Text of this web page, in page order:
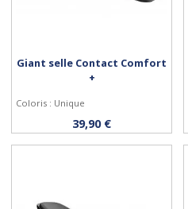
Acheter
Giant selle Contact Comfort
+
Coloris : Unique
39,90 €